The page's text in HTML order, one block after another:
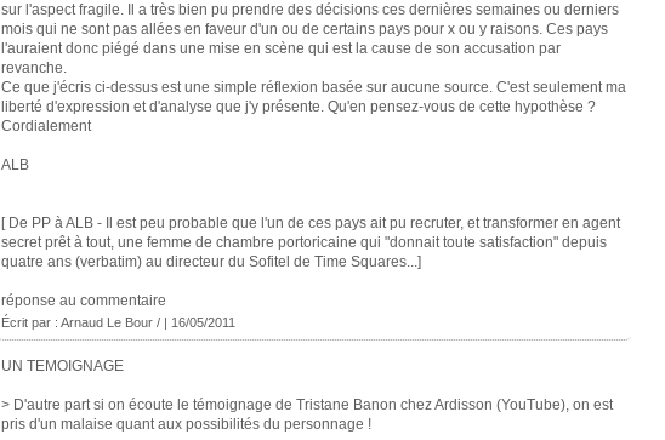
sur l'aspect fragile. Il a très bien pu prendre des décisions ces dernières semaines ou derniers
mois qui ne sont pas allées en faveur d'un ou de certains pays pour x ou y raisons. Ces pays
l'auraient donc piégé dans une mise en scène qui est la cause de son accusation par
revanche.
Ce que j'écris ci-dessus est une simple réflexion basée sur aucune source. C'est seulement ma
liberté d'expression et d'analyse que j'y présente. Qu'en pensez-vous de cette hypothèse ?
Cordialement
ALB
[ De PP à ALB - Il est peu probable que l'un de ces pays ait pu recruter, et transformer en agent
secret prêt à tout, une femme de chambre portoricaine qui "donnait toute satisfaction" depuis
quatre ans (verbatim) au directeur du Sofitel de Time Squares...]
réponse au commentaire
Écrit par : Arnaud Le Bour / | 16/05/2011
UN TEMOIGNAGE
> D'autre part si on écoute le témoignage de Tristane Banon chez Ardisson (YouTube), on est
pris d'un malaise quant aux possibilités du personnage !